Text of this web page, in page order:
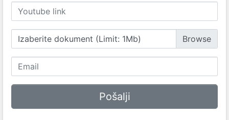
Izaberite dokument (Limit: 1Mb)